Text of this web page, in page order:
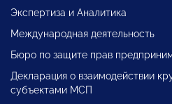
Экспертиза и Аналитика
Международная деятельность
Бюро по защите прав
Декларация о взаимодействии
субъектами МСП